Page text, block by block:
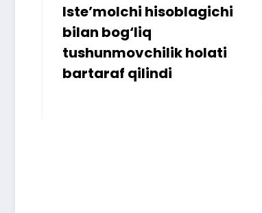
Iste’molchi hisoblagichi
bilan bog‘liq
tushunmovchilik holati
bartaraf qilindi